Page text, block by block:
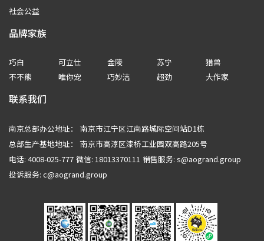
社会公益
品牌家族
巧白 可立仕 金陵 苏宁
猎兽
不不熊
唯你宠 巧妙洁 超劲 大作家
联系我们
南京总部办公地址：
南京市江宁区江南路城际空间站D1栋
总部生产基地地址：
南京市高淳区漆桥工业园双高路205号
电话: 4008-025-777 微信: 18013370111 销售服务: s@aogrand.group
投诉服务: c@aogrand.group